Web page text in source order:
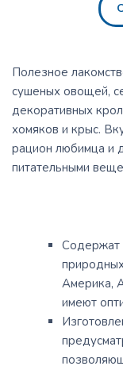
Полезное
сушеных овощей,
декоративных
хомяков и крыс.
рацион любимца и
питательными
Содержат
Америка,
имеют